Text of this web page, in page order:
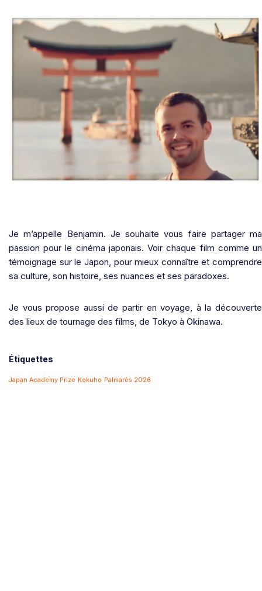
Je m’appelle Benjamin. Je souhaite vous faire partager ma
passion pour le cinéma japonais. Voir chaque film comme un
témoignage sur le Japon, pour mieux connaître et comprendre
sa culture, son histoire, ses nuances et ses paradoxes.
Je vous propose aussi de partir en voyage, à la découverte
des lieux de tournage des films, de Tokyo à Okinawa.
Étiquettes
Japan Academy Prize Kokuho Palmarès 2026